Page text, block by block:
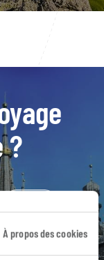
À propos des cookies
?
de Cracovie